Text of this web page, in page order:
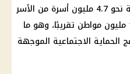
يستفيد من برنامج تكافل وكرامة نحو 4.7 مليون أسرة من الأسر
الأولى بالرعاية، بما يقرب من 18 مليون مواطن تقريبًا، وهو ما
الحماية الاجتماعية الموجهة